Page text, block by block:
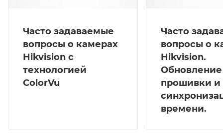
Часто задаваемые
вопросы о камерах
Hikvision с
технологией
ColorVu
Часто
вопросы о
Hikvision.
Обновление
прошивки и
времени.